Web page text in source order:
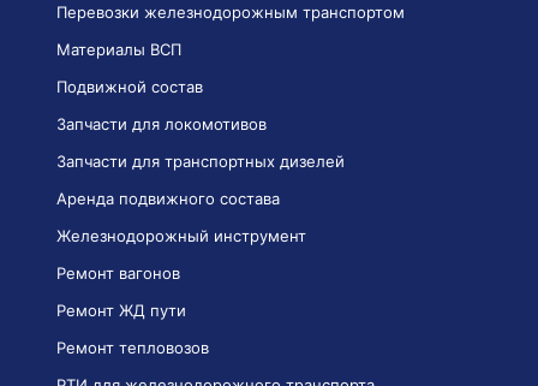
Перевозки железнодорожным транспортом
Материалы ВСП
Подвижной состав
Запчасти для локомотивов
Запчасти для транспортных дизелей
Аренда подвижного состава
Железнодорожный инструмент
Ремонт вагонов
Ремонт ЖД пути
Ремонт тепловозов